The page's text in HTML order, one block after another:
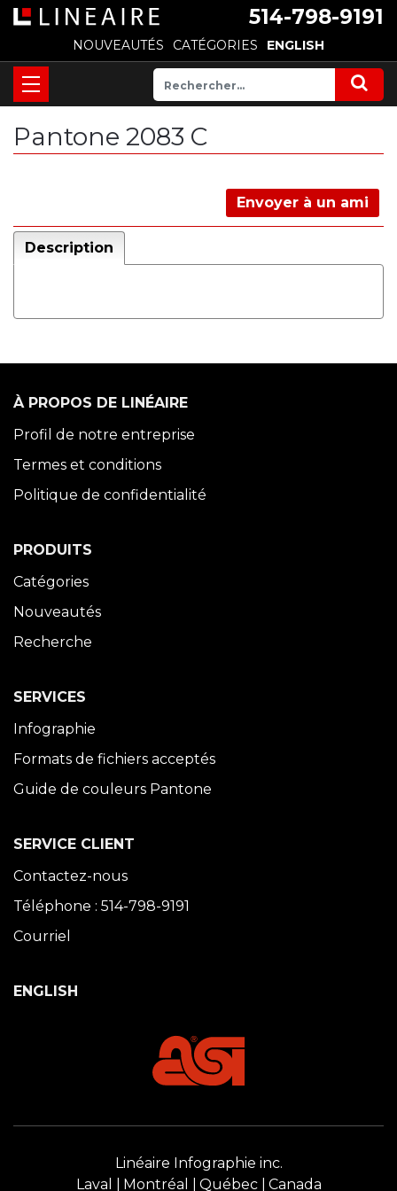
514-798-9191
NOUVEAUTÉS CATÉGORIES ENGLISH
Pantone 2083 C
Envoyer à un ami
Description
À PROPOS DE LINÉAIRE
Profil de notre entreprise
Termes et conditions
Politique de confidentialité
PRODUITS
Catégories
Nouveautés
Recherche
SERVICES
Infographie
Formats de fichiers acceptés
Guide de couleurs Pantone
SERVICE CLIENT
Contactez-nous
Téléphone : 514-798-9191
Courriel
ENGLISH
Linéaire Infographie inc.
Laval
Montréal Québec Canada